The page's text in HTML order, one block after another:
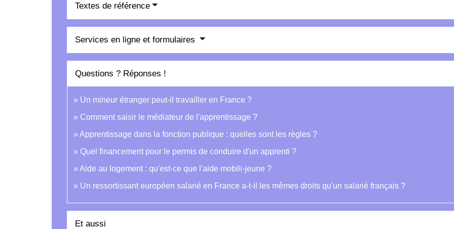
Textes de référence
Services en ligne et formulaires
Questions ? Réponses !
Un mineur étranger peut-il travailler en France ?
Comment saisir le médiateur de l'apprentissage ?
Apprentissage dans la fonction publique : quelles sont les règles ?
Quel financement pour le permis de conduire d'un apprenti ?
Aide au logement : qu'est-ce que l'aide mobili-jeune ?
Un ressortissant européen salarié en France a-t-il les mêmes droits qu'un salarié français ?
Et aussi